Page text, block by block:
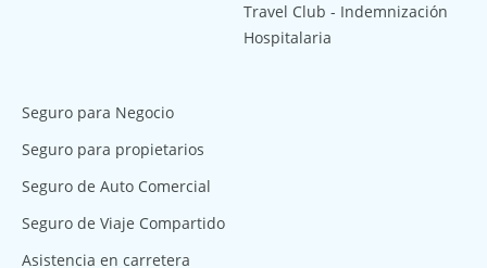
Travel Club - Indemnización
Hospitalaria
Seguro para Negocio
Seguro para propietarios
Seguro de Auto Comercial
Seguro de Viaje Compartido
Asistencia en carretera